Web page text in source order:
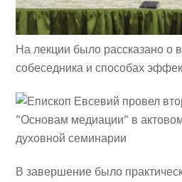
На лекции было рассказано о
собеседника и способах
В завершение было